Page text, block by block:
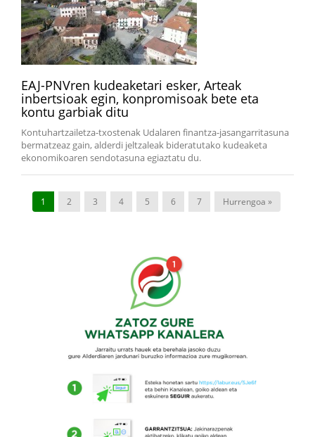
EAJ-PNVren kudeaketari esker, Arteak
inbertsioak egin, konpromisoak bete eta
kontu garbiak ditu
Kontuhartzailetza-txostenak Udalaren finantza-jasangarritasuna
bermatzeaz gain, alderdi jeltzaleak bideratutako kudeaketa
ekonomikoaren sendotasuna egiaztatu du.
1 2 3 4 5 6 7 Hurrengoa »